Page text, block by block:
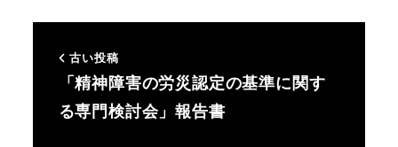
古い投稿
「精神障害の労災認定の基準に関す
る専門検討会」報告書